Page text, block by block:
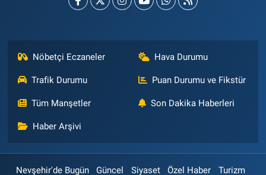
Nöbetçi Eczaneler Hava Durumu
Trafik Durumu Puan Durumu ve Fikstür
Tüm Manşetler Son Dakika Haberleri
Haber Arşivi
Nevşehir'de Bugün Güncel Siyaset Özel Haber Turizm